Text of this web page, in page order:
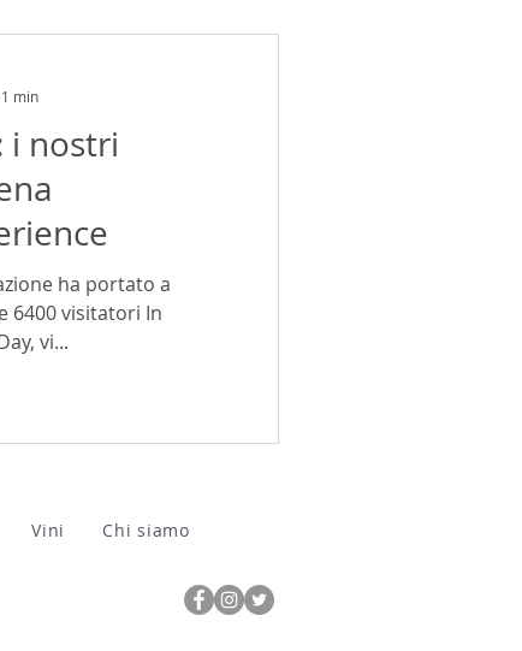
i nostri
ha portato a
6400 visitatori In
vi...
min
Vini Chi siamo